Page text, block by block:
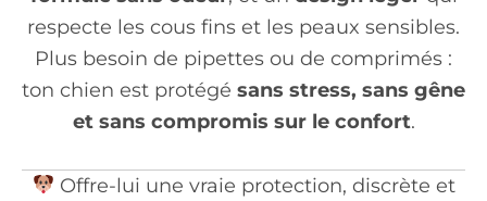
respecte les cous fins et les peaux sensibles.
Plus besoin de pipettes ou de comprimés :
ton chien est protégé sans stress, sans gêne
et sans compromis sur le confort.
Offre-lui une vraie protection, discrète et